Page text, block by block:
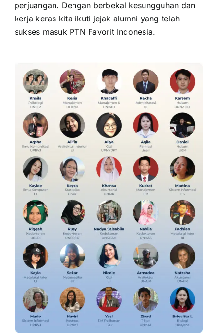
perjuangan. Dengan berbekal kesungguhan dan
kerja keras kita ikuti jejak alumni yang telah
sukses masuk PTN Favorit Indonesia.